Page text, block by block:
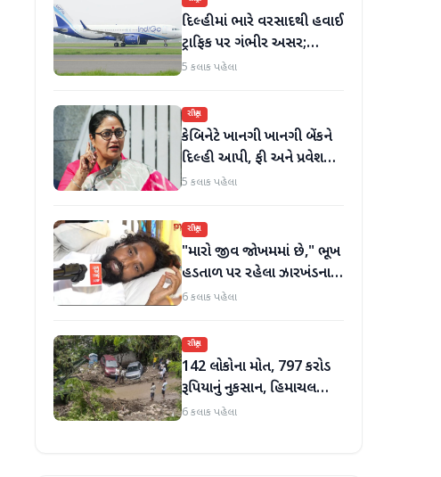
દિલ્હીમાં ભારે વરસાદથી હવાઈ
ટ્રાફિક પર ગંભીર અસર;
ઈન્ડિગોએ મુસાફરો માટે
5 કલાક પહેલા
રાષ્ટ્રીય
કેબિનેટે ખાનગી ખાનગી બેંકને
દિલ્હી આપી, ફી અને પ્રવેશ
માટે નવા નિયમો વિશે જાણો
5 કલાક પહેલા
રાષ્ટ્રીય
"મારો જીવ જોખમમાં છે," ભૂખ
હડતાળ પર રહેલા ઝારખંડના
વિદ્યાર્થી નેતા દેવેન્દ્ર નાથ
6 કલાક પહેલા
રાષ્ટ્રીય
142 લોકોના મોત, 797 કરોડ
રૂપિયાનું નુકસાન, હિમાચલ
પ્રદેશમાં ભારે ચોમાસાનો સામનો
6 કલાક પહેલા